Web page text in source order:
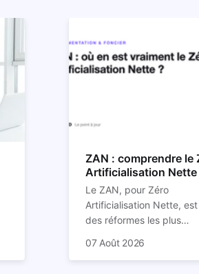
ZAN : comprendre le
Artificialisation Nette
son impact sur
Le ZAN, pour Zéro
Artificialisation Nette,
des réformes les plus
des prochaines
plus mal documentés en
07 Août 2026